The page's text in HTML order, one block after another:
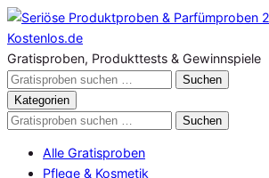
Zum
Inhalt
springen
Gratisproben, Produkttests & Gewinnspiele
Gratisproben
durchsuchen
Suchen
Kategorien
Gratisproben
Suchen
Alle Gratisproben
Pflege & Kosmetik